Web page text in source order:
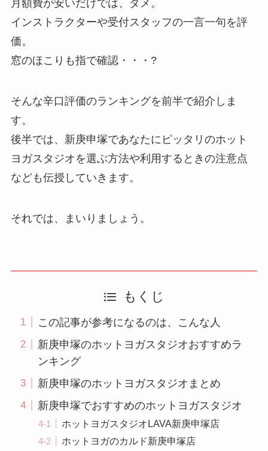
月額費が安いだけでは、ダメ。
インストラクターや受付スタッフの一言一句を評
価。
窓のほこりも指で確認・・・?
そんな辛口評価のランキングを前半で紹介しま
す。
後半では、新庚申塚であなたにピッタリのホット
ヨガスタジオを選ぶ方法や利用するときの注意点
なども伝授していきます。
それでは、まいりましょう。
もくじ
この記事が参考になるのは、こんな人
新庚申塚のホットヨガスタジオおすすめラ
ンキング
新庚申塚のホットヨガスタジオまとめ
新庚申塚でおすすめのホットヨガスタジオ
ホットヨガスタジオLAVA新庚申塚店
ホットヨガのカルド新庚申塚店